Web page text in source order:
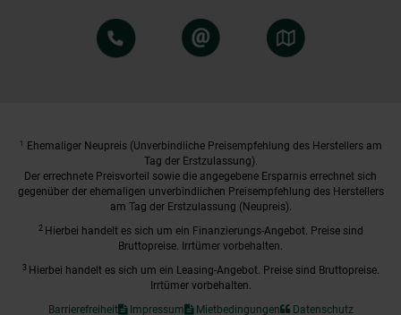
1
Ehemaliger Neupreis (Unverbindliche Preisempfehlung des Herstellers am
Tag der Erstzulassung).
Der errechnete Preisvorteil sowie die angegebene Ersparnis errechnet sich
gegenüber der ehemaligen unverbindlichen Preisempfehlung des Herstellers
am Tag der Erstzulassung (Neupreis).
2 Hierbei handelt es sich um ein Finanzierungs-Angebot. Preise sind
Bruttopreise. Irrtümer vorbehalten.
3 Hierbei handelt es sich um ein Leasing-Angebot. Preise sind Bruttopreise.
Irrtümer vorbehalten.
Barrierefreiheit
Impressum Mietbedingungen Datenschutz